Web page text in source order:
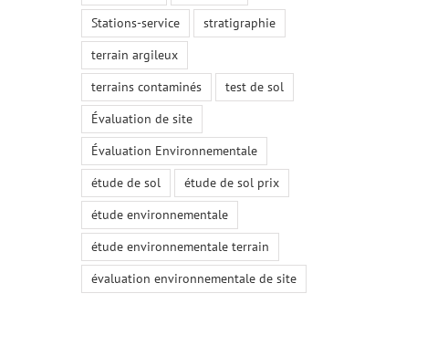
Stations-service
stratigraphie
terrain argileux
terrains contaminés
test de sol
Évaluation de site
Évaluation Environnementale
étude de sol
étude de sol prix
étude environnementale
étude environnementale terrain
évaluation environnementale de site